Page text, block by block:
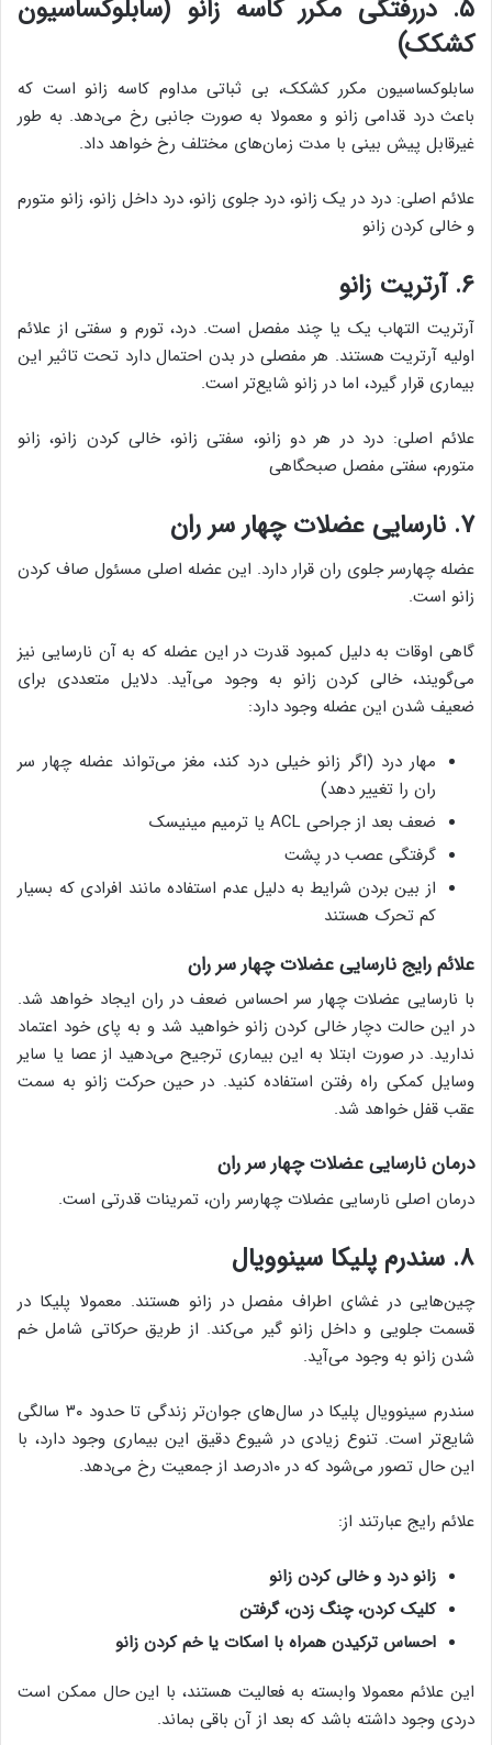
۵. دررفتگی مکرر کاسه زانو (سابلوکساسیون
کشکک)
سابلوکساسیون مکرر کشکک، بی ثباتی مداوم کاسه زانو است که
باعث درد قدامی ‌زانو و معمولا به صورت جانبی رخ می‌دهد. به طور
غیرقابل پیش بینی با مدت زمان‌های مختلف رخ خواهد داد.
علائم اصلی: درد در یک زانو، درد جلوی زانو، درد داخل زانو، زانو متورم
و خالی کردن زانو
۶. آرتریت زانو
آرتریت التهاب یک یا چند مفصل است. درد، تورم و سفتی از علائم
اولیه آرتریت هستند. هر مفصلی در بدن احتمال دارد تحت تاثیر این
بیماری قرار گیرد، اما در زانو شایع‌تر است.
علائم اصلی: درد در هر دو زانو، سفتی زانو، خالی کردن زانو، زانو
متورم، سفتی مفصل صبحگاهی
۷. نارسایی عضلات چهار سر ران
عضله چهارسر جلوی ران قرار دارد. این عضله اصلی مسئول صاف کردن
زانو است.
گاهی اوقات به دلیل کمبود قدرت در این عضله که به آن نارسایی نیز
می‌گویند، خالی کردن زانو به وجود می‌آید. دلایل متعددی برای
ضعیف شدن این عضله وجود دارد:
مهار درد (اگر زانو خیلی درد کند، مغز می‌تواند عضله چهار سر
ران را تغییر دهد)
ضعف بعد از جراحی ACL یا ترمیم مینیسک
گرفتگی عصب در پشت
از بین بردن شرایط به دلیل عدم استفاده مانند افرادی که بسیار
کم تحرک هستند
علائم رایج نارسایی عضلات چهار سر ران
با نارسایی عضلات چهار سر احساس ضعف در ران ایجاد خواهد شد.
در این حالت دچار خالی کردن زانو خواهید شد و به پای خود اعتماد
ندارید. در صورت ابتلا به این بیماری ترجیح می‌دهید از عصا یا سایر
وسایل کمکی راه رفتن استفاده کنید. در حین حرکت زانو به سمت
عقب قفل خواهد شد.
درمان نارسایی عضلات چهار سر ران
درمان اصلی نارسایی عضلات چهارسر ران، تمرینات قدرتی است.
۸. سندرم پلیکا سینوویال
چین‌هایی در غشای اطراف مفصل در زانو هستند. معمولا پلیکا در
قسمت جلویی و داخل زانو گیر می‌کند. از طریق حرکاتی شامل خم
شدن زانو به وجود می‌آید.
سندرم سینوویال پلیکا در سال‌های جوان‌تر زندگی تا حدود ۳۰ سالگی
شایع‌تر است. تنوع زیادی در شیوع دقیق این بیماری وجود دارد، با
این حال تصور می‌شود که در ۱۰درصد از جمعیت رخ می‌دهد.
علائم رایج عبارتند از:
زانو درد و خالی کردن زانو
کلیک کردن، چنگ زدن، گرفتن
احساس ترکیدن همراه با اسکات یا خم کردن زانو
این علائم معمولا وابسته به فعالیت هستند، با این حال ممکن است
دردی وجود داشته باشد که بعد از آن باقی بماند.